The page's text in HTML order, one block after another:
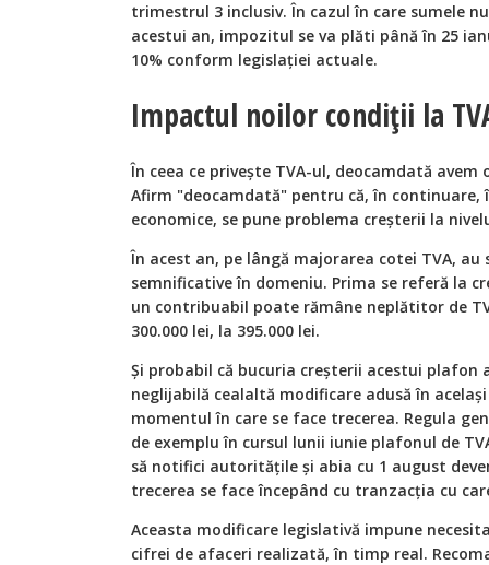
trimestrul 3 inclusiv. În cazul în care sumele
acestui an, impozitul se va plăti până în 25
10% conform legislației actuale.
Impactul noilor condiții la
În ceea ce privește TVA-ul, deocamdată avem
Afirm "deocamdată" pentru că, în
economice, se pune problema creșterii la
În acest an, pe lângă majorarea cotei TVA,
semnificative în domeniu. Prima se referă la
un contribuabil poate rămâne neplătitor de
300.000 lei, la 395.000 lei.
Și probabil că bucuria creșterii acestui
neglijabilă cealaltă modificare adusă în
momentul în care se face trecerea. Regula
de exemplu în cursul lunii iunie plafonul de
să notifici autoritățile și abia cu 1 august
trecerea se face începând cu tranzacția cu
Aceasta modificare legislativă impune
cifrei de afaceri realizată, în timp real.